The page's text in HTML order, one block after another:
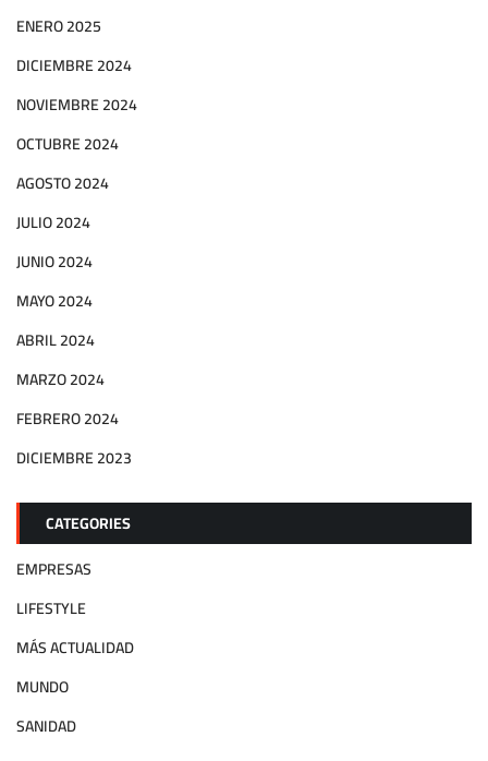
ENERO 2025
DICIEMBRE 2024
NOVIEMBRE 2024
OCTUBRE 2024
AGOSTO 2024
JULIO 2024
JUNIO 2024
MAYO 2024
ABRIL 2024
MARZO 2024
FEBRERO 2024
DICIEMBRE 2023
CATEGORIES
EMPRESAS
LIFESTYLE
MÁS ACTUALIDAD
MUNDO
SANIDAD